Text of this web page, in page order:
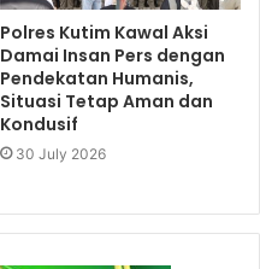
Polres Kutim Kawal Aksi
Damai Insan Pers dengan
Pendekatan Humanis,
Situasi Tetap Aman dan
Kondusif
30 July 2026